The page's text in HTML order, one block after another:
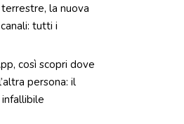
la nuova
tutti i
così scopri dove
persona: il